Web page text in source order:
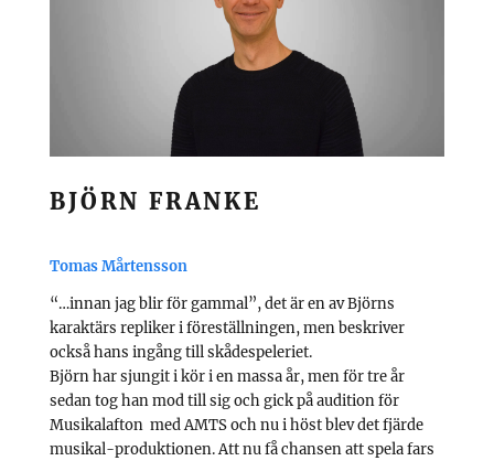
BJÖRN FRANKE
Tomas Mårtensson
“…innan jag blir för gammal”, det är en av Björns
karaktärs repliker i föreställningen, men beskriver
också hans ingång till skådespeleriet.
Björn har sjungit i kör i en massa år, men för tre år
sedan tog han mod till sig och gick på audition för
Musikalafton med AMTS och nu i höst blev det fjärde
musikal-produktionen. Att nu få chansen att spela fars